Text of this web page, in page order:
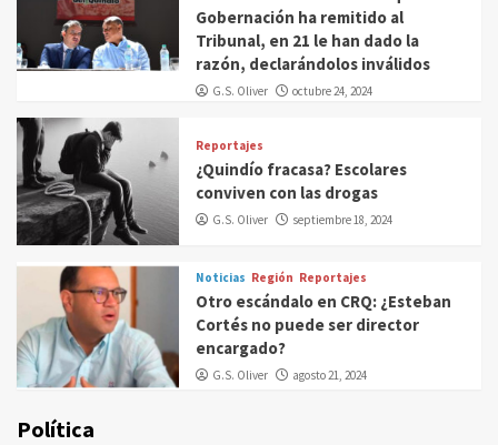
Gobernación ha remitido al
Tribunal, en 21 le han dado la
razón, declarándolos inválidos
G.S. Oliver octubre 24, 2024
Reportajes
¿Quindío fracasa? Escolares
conviven con las drogas
G.S. Oliver septiembre 18, 2024
Noticias Región Reportajes
Otro escándalo en CRQ: ¿Esteban
Cortés no puede ser director
encargado?
G.S. Oliver agosto 21, 2024
Política